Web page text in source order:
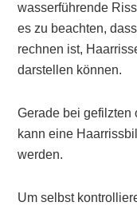
wasserführende
es zu beachten,
rechnen ist,
darstellen können.
Gerade bei gefilzten
kann eine
werden.
Um selbst